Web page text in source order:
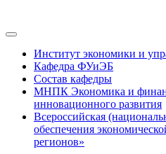
Институт экономики и
Кафедра ФУиЭБ
Состав кафедры
МНПК Экономика и
инновационного развития
Всероссийская
обеспечения
регионов»